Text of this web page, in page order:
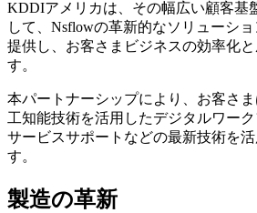
KDDIアメリカは、その幅広い顧客基
して、Nsflowの革新的なソリューシ
提供し、お客さまビジネスの効率化
す。
本パートナーシップにより、お客さ
工知能技術を活用したデジタルワー
サービスサポートなどの最新技術を
す。
製造の革新